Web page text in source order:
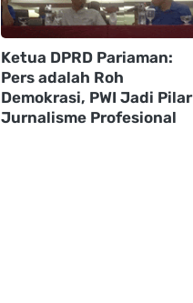
Ketua DPRD Pariaman:
Pers adalah Roh
Demokrasi, PWI Jadi Pilar
Jurnalisme Profesional